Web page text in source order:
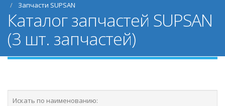
Запчасти SUPSAN
Каталог запчастей SUPSAN
(3 шт. запчастей)
Искать по наименованию: